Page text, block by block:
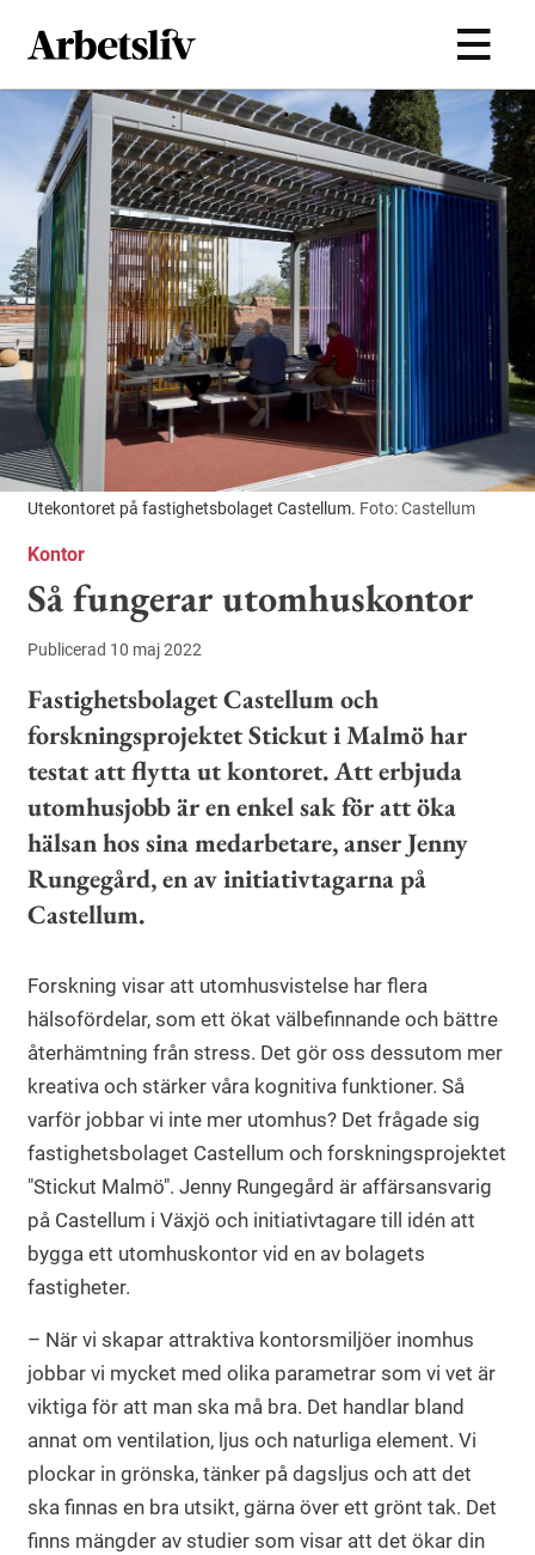
Hoppa till huvudinnehållet
Utekontoret på fastighetsbolaget Castellum. Foto: Castellum
Kontor
Så fungerar utomhuskontor
Publicerad 10 maj 2022
Fastighetsbolaget Castellum och
forskningsprojektet Stickut i Malmö har
testat att flytta ut kontoret. Att erbjuda
utomhusjobb är en enkel sak för att öka
hälsan hos sina medarbetare, anser Jenny
Rungegård, en av initiativtagarna på
Castellum.
Forskning visar att utomhusvistelse har flera
hälsofördelar, som ett ökat välbefinnande och bättre
återhämtning från stress. Det gör oss dessutom mer
kreativa och stärker våra kognitiva funktioner. Så
varför jobbar vi inte mer utomhus? Det frågade sig
fastighetsbolaget Castellum och forskningsprojektet
"Stickut Malmö". Jenny Rungegård är affärsansvarig
på Castellum i Växjö och initiativtagare till idén att
bygga ett utomhuskontor vid en av bolagets
fastigheter.
– När vi skapar attraktiva kontorsmiljöer inomhus
jobbar vi mycket med olika parametrar som vi vet är
viktiga för att man ska må bra. Det handlar bland
annat om ventilation, ljus och naturliga element. Vi
plockar in grönska, tänker på dagsljus och att det
ska finnas en bra utsikt, gärna över ett grönt tak. Det
finns mängder av studier som visar att det ökar din